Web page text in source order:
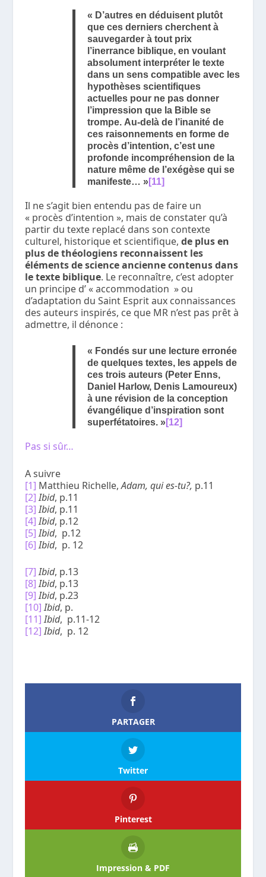
« D’autres en déduisent plutôt
que ces derniers cherchent à
sauvegarder à tout prix
l’inerrance biblique, en voulant
absolument interpréter le texte
dans un sens compatible avec les
hypothèses scientifiques
actuelles pour ne pas donner
l’impression que la Bible se
trompe. Au-delà de l’inanité de
ces raisonnements en forme de
procès d’intention, c’est une
profonde incompréhension de la
nature même de l’exégèse qui se
manifeste… »[11]
Il ne s’agit bien entendu pas de faire un
« procès d’intention », mais de constater qu’à
partir du texte replacé dans son contexte
culturel, historique et scientifique,de plus en
plus de théologiens reconnaissent les
éléments de science ancienne contenus dans
le texte biblique. Le reconnaître, c’est adopter
un principe d’ « accommodation » ou
d’adaptation du Saint Esprit aux connaissances
des auteurs inspirés, ce que MR n’est pas prêt à
admettre, il dénonce :
« Fondés sur une lecture erronée
de quelques textes, les appels de
ces trois auteurs (Peter Enns,
Daniel Harlow, Denis Lamoureux)
à une révision de la conception
évangélique d’inspiration sont
superfétatoires. »[12]
Pas si sûr…
A suivre
[1] Matthieu Richelle,Adam, qui es-tu?, p.11
[2] Ibid, p.11
[3]Ibid, p.11
[4] Ibid, p.12
[5] Ibid, p.12
[6] Ibid, p. 12
[7] Ibid, p.13
[8] Ibid, p.13
[9]Ibid, p.23
[10] Ibid, p.
[11] Ibid, p.11-12
[12] Ibid, p. 12
PARTAGER
Twitter
Pinterest
Impression & PDF